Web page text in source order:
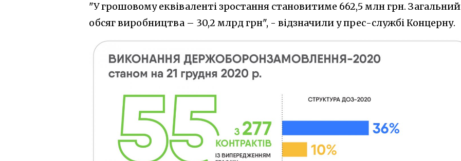
"У грошовому еквіваленті зростання становитиме 662,5 млн грн. Загальний
обсяг виробництва – 30,2 млрд грн", - відзначили у прес-службі Концерну.